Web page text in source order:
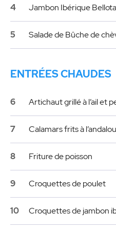
4 Jambon Ibérique Bellota
5 Salade de Bûche de
ENTRÉES CHAUDES
6 Artichaut grillé à l’ail et
7 Calamars frits à
8 Friture de poisson
9 Croquettes de poulet
10 Croquettes de jambon